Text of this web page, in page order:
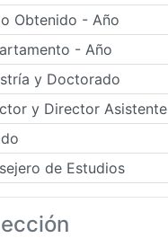
Obtenido - Año
- Año
y Doctorado
y Director Asistente
de Estudios